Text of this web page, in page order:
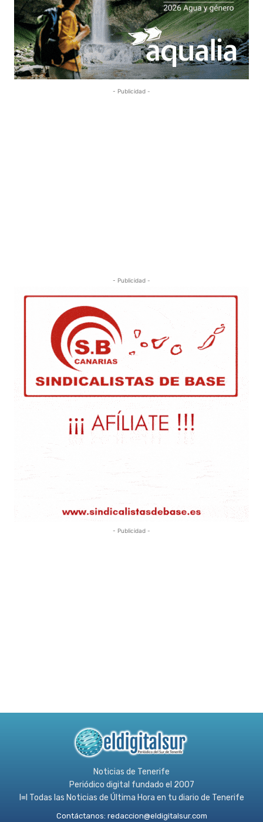
- Publicidad -
- Publicidad -
- Publicidad -
Noticias de Tenerife
Periódico digital fundado el 2007
l≡l Todas las Noticias de Última Hora en tu diario de Tenerife
Contáctanos: redaccion@eldigitalsur.com